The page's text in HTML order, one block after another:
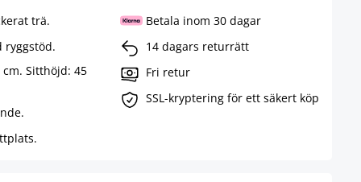
trä.
ryggstöd.
cm. Sitthöjd: 45
Betala inom 30 dagar
14 dagars returrätt
Fri retur
SSL-kryptering för ett säkert köp